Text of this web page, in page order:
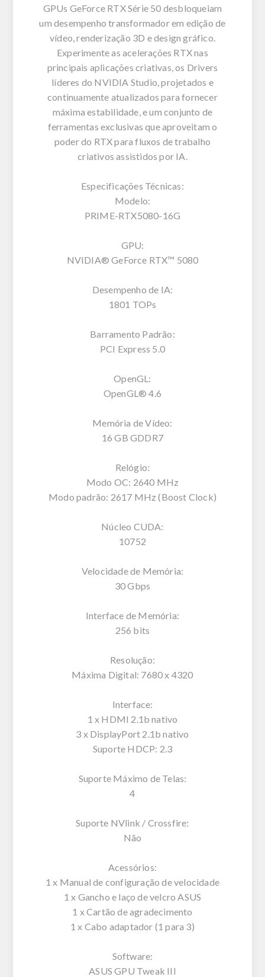
GPUs GeForce RTX Série 50 desbloqueiam
um desempenho transformador em edição de
vídeo, renderização 3D e design gráfico.
Experimente as acelerações RTX nas
principais aplicações criativas, os Drivers
líderes do NVIDIA Studio, projetados e
continuamente atualizados para fornecer
máxima estabilidade, e um conjunto de
ferramentas exclusivas que aproveitam o
poder do RTX para fluxos de trabalho
criativos assistidos por IA.
Especificações Técnicas:
Modelo:
PRIME-RTX5080-16G
GPU:
NVIDIA® GeForce RTX™ 5080
Desempenho de IA:
1801 TOPs
Barramento Padrão:
PCI Express 5.0
OpenGL:
OpenGL® 4.6
Memória de Vídeo:
16 GB GDDR7
Relógio:
Modo OC: 2640 MHz
Modo padrão: 2617 MHz (Boost Clock)
Núcleo CUDA:
10752
Velocidade de Memória:
30 Gbps
Interface de Memória:
256 bits
Resolução:
Máxima Digital: 7680 x 4320
Interface:
1 x HDMI 2.1b nativo
3 x DisplayPort 2.1b nativo
Suporte HDCP: 2.3
Suporte Máximo de Telas:
4
Suporte NVlink / Crossfire:
Não
Acessórios:
1 x Manual de configuração de velocidade
1 x Gancho e laço de velcro ASUS
1 x Cartão de agradecimento
1 x Cabo adaptador (1 para 3)
Software:
ASUS GPU Tweak III